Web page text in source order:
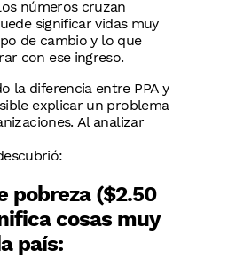
números cruzan
significar vidas muy
de cambio y lo que
con ese ingreso.
la diferencia entre PPA y
explicar un problema
Al analizar
pobreza ($2.50
cosas muy
país: